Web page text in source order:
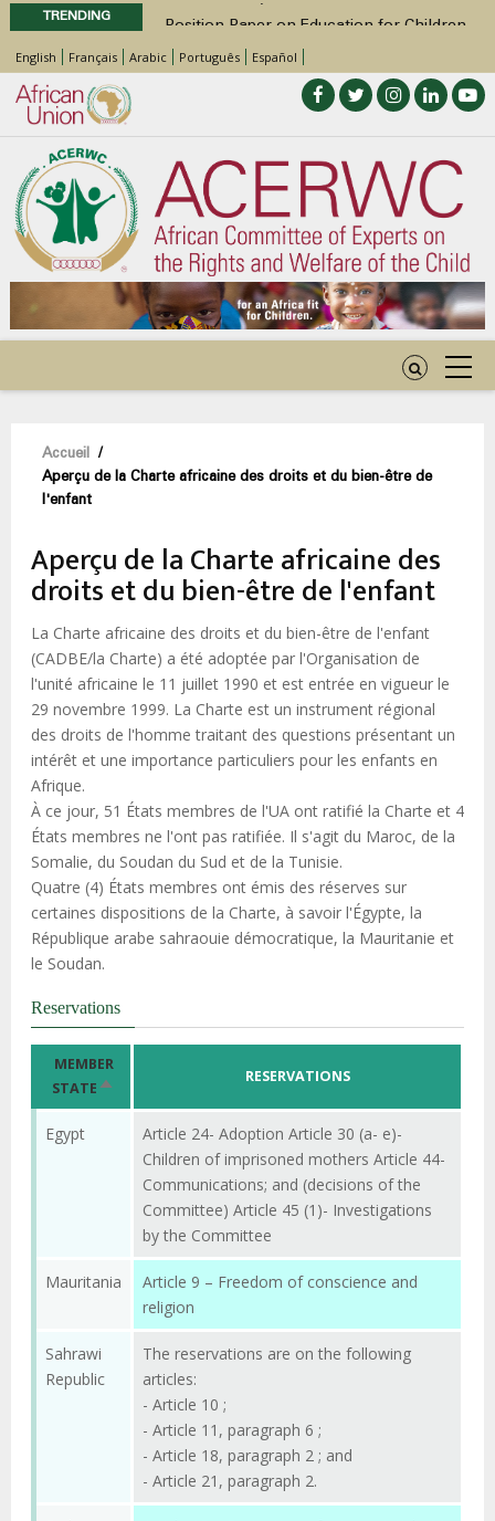
TRENDING
Position Paper on Education for Children
with Disabilities in Africa
48th Ordinary Session
Call for Side Events during the 48th
Ordinary Session of the ACERWC
Advocacy Factsheet : Climate Change, El
Niño, & Africa’s Children’s Rights to Food &
Water
48th Ordinary Session
English Français Arabic Português Español
Fil
d'Ariane
Accueil
/
Aperçu de la Charte africaine des droits et du bien-être de
l'enfant
Aperçu de la Charte africaine des
droits et du bien-être de l'enfant
La Charte africaine des droits et du bien-être de l'enfant
(CADBE/la Charte) a été adoptée par l'Organisation de
l'unité africaine le 11 juillet 1990 et est entrée en vigueur le
29 novembre 1999. La Charte est un instrument régional
des droits de l'homme traitant des questions présentant un
intérêt et une importance particuliers pour les enfants en
Afrique.
À ce jour, 51 États membres de l'UA ont ratifié la Charte et 4
États membres ne l'ont pas ratifiée. Il s'agit du Maroc, de la
Somalie, du Soudan du Sud et de la Tunisie.
Quatre (4) États membres ont émis des réserves sur
certaines dispositions de la Charte, à savoir l'Égypte, la
République arabe sahraouie démocratique, la Mauritanie et
le Soudan.
Reservations
MEMBER
STATE TRIER
PAR
ORDRE
DÉCROISSANT
RESERVATIONS
Egypt
Article 24- Adoption Article 30 (a- e)-
Children of imprisoned mothers Article 44-
Communications; and (decisions of the
Committee) Article 45 (1)- Investigations
by the Committee
Mauritania
Article 9 – Freedom of conscience and
religion
Sahrawi
Republic
The reservations are on the following
articles:
- Article 10 ;
- Article 11, paragraph 6 ;
- Article 18, paragraph 2 ; and
- Article 21, paragraph 2.